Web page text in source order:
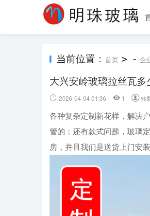
当前位置： 首页 > - 企
大兴安岭玻璃拉丝瓦
2026-04-04 01:36 1 转
各种复杂定制新花样，解决
管的；还有款式问题，玻璃
房，并且我们是送货上门安